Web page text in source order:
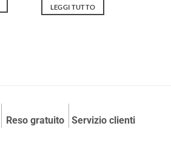
originale
era:
LEGGI TUTTO
Reso gratuito Servizio clienti